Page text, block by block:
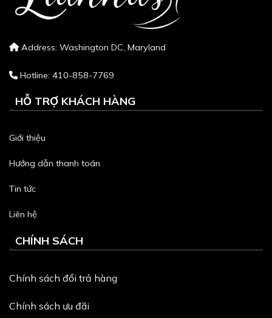
Address: Washington DC, Maryland
Hotline: 410-858-7769
HỖ TRỢ KHÁCH HÀNG
Giới thiệu
Hướng dẫn thanh toán
Tin tức
Liên hệ
CHÍNH SÁCH
Chính sách đổi trả hàng
Chính sách ưu đãi